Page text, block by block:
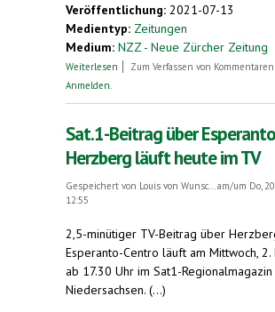
Veröffentlichung: 2021-07-13
Medientyp: Zeitungen
Medium: NZZ - Neue Zürcher Zeitung
Weiterlesen über Nach dem Völkerschlachten im
Verständigung zu befördern.
Zum Verfassen von
Anmelden
Sat.1-Beitrag über
Herzberg läuft heute im TV
Gespeichert von Louis von Wunsc...
am/um Do,
12:55
2,5-minütiger TV-Beitrag über
Esperanto-Centro läuft am Mittwoch, 2.
ab 17.30 Uhr im Sat1-Regionalmagazin
Niedersachsen. (...)